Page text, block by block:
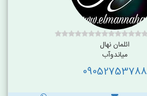
ائلمان نهال
میاندوآب
09052753788